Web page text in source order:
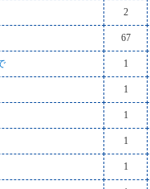
2
67
1
1
1
1
1